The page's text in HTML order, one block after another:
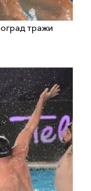
тражи